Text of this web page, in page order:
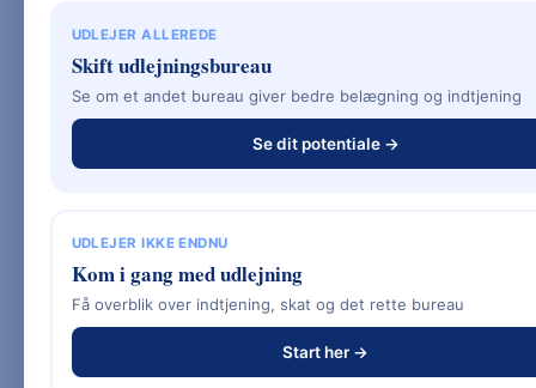
UDLEJER ALLEREDE
Skift udlejningsbureau
Se om et andet bureau giver bedre belægning og indtjening
Se dit potentiale →
UDLEJER IKKE ENDNU
Kom i gang med udlejning
Få overblik over indtjening, skat og det rette bureau
Start her →
udlejning realistisk betale en stor del af
sommerhuset? Svaret er i mange tilfælde ja
– men det afhænger af beliggenhed,
standard og bureauvalg. Læs vores guide til
udlejning af sommerhus
for det fulde
✓ Det korte svar